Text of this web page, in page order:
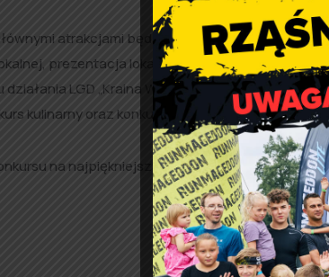
atrakcjami będą m.in. promocja i
prezentacja lokalnych potraw oraz
LGD „Kraina Wielkiego Łuku Warty”.
kulinarny oraz konkurs na najpiękniejszy
na najpiękniejszy wianek sobótkowy: